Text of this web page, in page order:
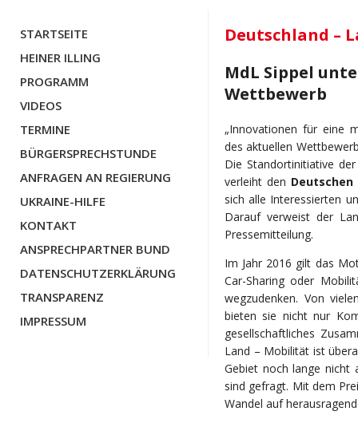
STARTSEITE
HEINER ILLING
PROGRAMM
VIDEOS
TERMINE
BÜRGERSPRECHSTUNDE
ANFRAGEN AN REGIERUNG
UKRAINE-HILFE
KONTAKT
ANSPRECHPARTNER BUND
DATENSCHUTZERKLÄRUNG
TRANSPARENZ
IMPRESSUM
Deutschland –
MdL Sippel
Wettbewerb
„Innovationen für eine
des aktuellen
Die Standortinitiative
verleiht den
sich alle Interessierten
Darauf verweist der
Pressemitteilung.
Im Jahr 2016 gilt das
Car-Sharing oder
wegzudenken. Von
bieten sie nicht nur
gesellschaftliches
Land – Mobilität ist
Gebiet noch lange nicht
sind gefragt. Mit dem
Wandel auf